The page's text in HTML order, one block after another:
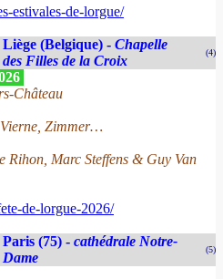
estivales-de-lorgue/
Liège (Belgique) - Chapelle
des Filles de la Croix
(4)
Château
Zimmer…
Rihon, Marc Steffens & Guy Van
de-lorgue-2026/
Paris (75) - cathédrale Notre-
Dame
(5)